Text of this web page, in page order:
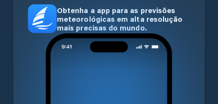
Obtenha a app para as previsões
meteorológicas em alta resolução
mais precisas do mundo.